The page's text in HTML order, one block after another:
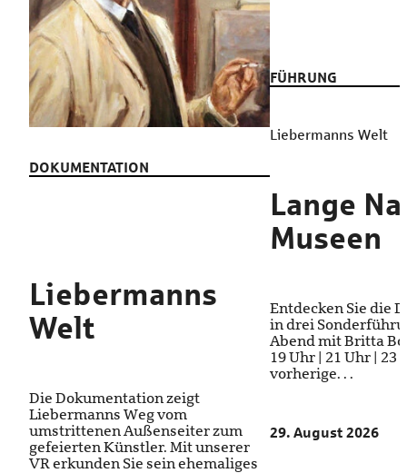
DOKUMENTATION
Liebermanns
Welt
Die Dokumentation zeigt
Liebermanns Weg vom
umstrittenen Außenseiter zum
gefeierten Künstler. Mit unserer
VR erkunden Sie sein ehemaliges
FÜHRUNG
Liebermanns Welt
Lange
Museen
Entdecken Sie die
in drei
Abend mit Britta
19 Uhr | 21 Uhr | 23
vorherige. . .
29. August 2026